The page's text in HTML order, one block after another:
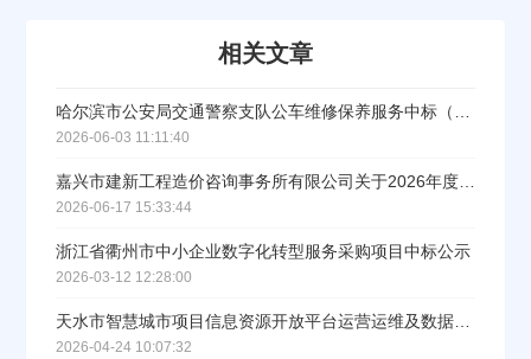
相关文章
哈尔滨市公安局交通警察支队公车维修保养服务中标（成交）结果公告
2026-06-03 11:11:40
嘉兴市建新工程造价咨询事务所有限公司关于2026年度南湖区水域动态调整更新等河湖管理重点工作技术支撑服务项目中标(成交)结果公告
2026-06-17 15:33:44
浙江省衢州市中小企业数字化转型服务采购项目中标公示
2026-03-12 12:28:00
天水市智慧城市项目信息资源开放平台运营运维及数据治理服务中标公示
2026-04-24 10:07:32
联系方式
填写联系电话后会有服务中心的工作人员给您致电！